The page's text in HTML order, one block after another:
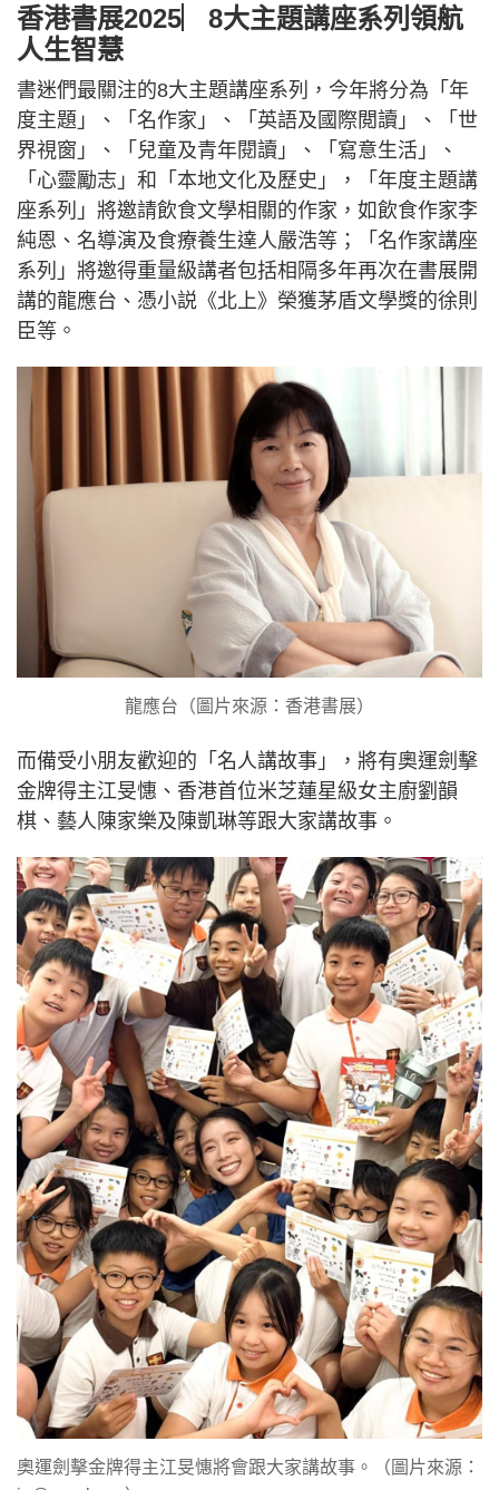
香港書展2025︳8大主題講座系列領航
人生智慧
書迷們最關注的8大主題講座系列，今年將分為「年
度主題」、「名作家」、「英語及國際閲讀」、「世
界視窗」、「兒童及青年閱讀」、「寫意生活」、
「心靈勵志」和「本地文化及歷史」，「年度主題講
座系列」將邀請飲食文學相關的作家，如飲食作家李
純恩、名導演及食療養生達人嚴浩等；「名作家講座
系列」將邀得重量級講者包括相隔多年再次在書展開
講的龍應台、憑小説《北上》榮獲茅盾文學獎的徐則
臣等。
龍應台（圖片來源：香港書展）
而備受小朋友歡迎的「名人講故事」，將有奧運劍擊
金牌得主江旻憓、香港首位米芝蓮星級女主廚劉韻
棋、藝人陳家樂及陳凱琳等跟大家講故事。
奧運劍擊金牌得主江旻憓將會跟大家講故事。（圖片來源：